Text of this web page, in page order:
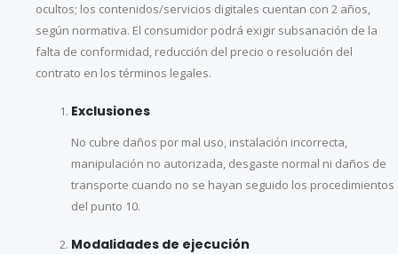
ocultos; los contenidos/servicios digitales cuentan con 2 años,
según normativa. El consumidor podrá exigir subsanación de la
falta de conformidad, reducción del precio o resolución del
contrato en los términos legales.
Exclusiones
No cubre daños por mal uso, instalación incorrecta,
manipulación no autorizada, desgaste normal ni daños de
transporte cuando no se hayan seguido los procedimientos
del punto 10.
Modalidades de ejecución